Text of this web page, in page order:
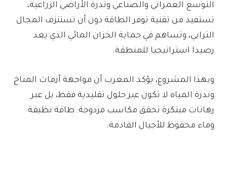
التوسع العمراني والصناعي وندرة الأراضي الزراعية،
تستفيد من تقنية توفر الطاقة دون أن تستنزف المجال
الترابي، وتساهم في حماية الخزان المائي الذي يعد
رصيدا استراتيجيا للمنطقة.
وبهذا المشروع، يؤكد المغرب أن مواجهة أزمات المناخ
وندرة المياه لا تكون عبر حلول تقليدية فقط، بل عبر
رهانات مبتكرة تحقق مكاسب مزدوجة: طاقة نظيفة
وماء محفوظ للأجيال القادمة.